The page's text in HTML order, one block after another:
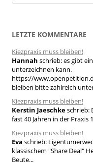
u
n
n
a
c
h
:
LETZTE KOMMENTARE
Kiezpraxis muss bleiben!
Hannah schrieb:es gibt
unterzeichnen kann.
https://
bleiben bitte zahlreich
Kiezpraxis muss bleiben!
Kerstin Jaeschkeschrieb:
fast 40 Jahren in der Praxis
Kiezpraxis muss bleiben!
Eva schrieb:
klassischem "Share Deal"
Beute...